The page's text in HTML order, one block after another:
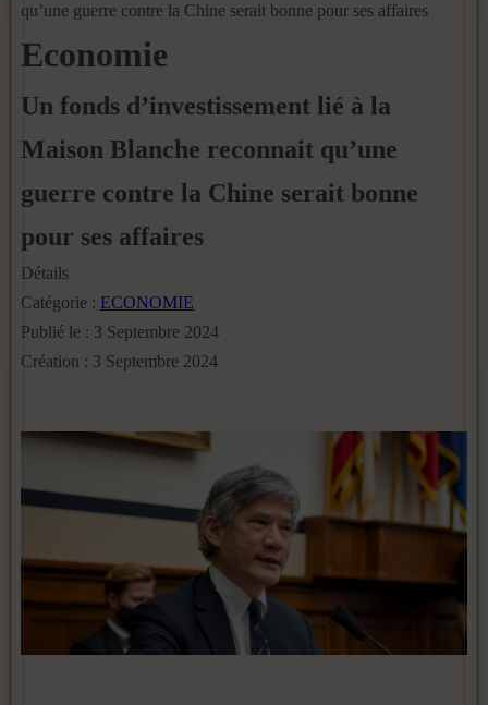
qu’une guerre contre la Chine serait bonne pour ses affaires
Economie
Un fonds d’investissement lié à la
Maison Blanche reconnait qu’une
guerre contre la Chine serait bonne
pour ses affaires
Détails
Catégorie : ECONOMIE
Publié le : 3 Septembre 2024
Création : 3 Septembre 2024